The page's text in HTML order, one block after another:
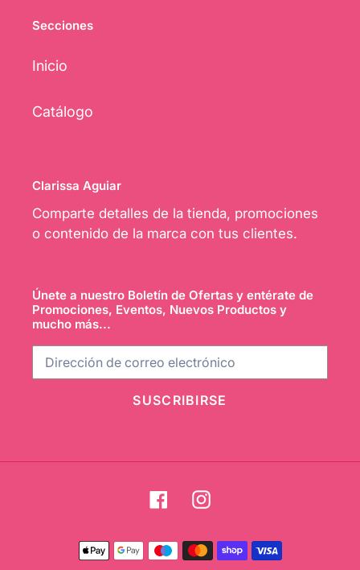
Secciones
Inicio
Catálogo
Clarissa Aguiar
Comparte detalles de la tienda, promociones
o contenido de la marca con tus clientes.
Únete a nuestro Boletín de Ofertas y entérate de
Promociones, Eventos, Nuevos Productos y
mucho más...
SUSCRIBIRSE
FacebookInstagram
Métodos
de